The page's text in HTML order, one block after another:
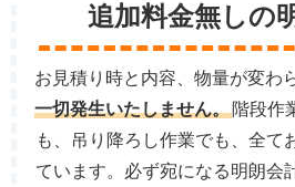
追加料金無しの
お見積り時と内容、物量が変わ
一切発生いたしません。 階段作
も、吊り降ろし作業でも、全て
ています。必ず宛になる明朗会